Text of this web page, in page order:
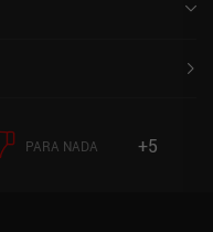
puntuación de 1,9 sobre
PARA NADA +5